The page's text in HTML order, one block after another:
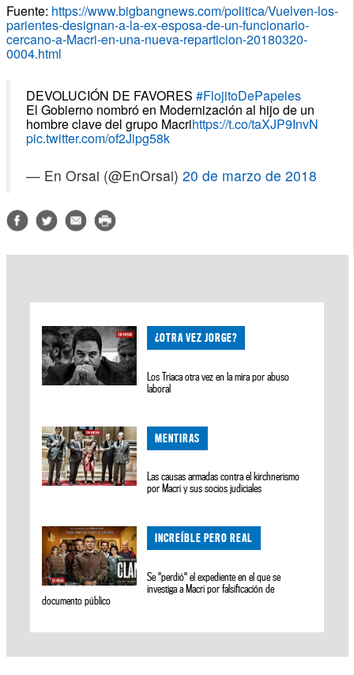
Fuente: https://www.bigbangnews.com/politica/Vuelven-los-
parientes-designan-a-la-ex-esposa-de-un-funcionario-
cercano-a-Macri-en-una-nueva-reparticion-20180320-
0004.html
DEVOLUCIÓN DE FAVORES #FlojitoDePapeles
El Gobierno nombró en Modernización al hijo de un
hombre clave del grupo Macrihttps://t.co/taXJP9InvN
pic.twitter.com/of2Jipg58k
— En Orsai (@EnOrsai) 20 de marzo de 2018
¿OTRA VEZ JORGE?
Los Triaca otra vez en la mira por abuso
laboral
MENTIRAS
Las causas armadas contra el kirchnerismo
por Macri y sus socios judiciales
INCREÍBLE PERO REAL
Se "perdió" el expediente en el que se
investiga a Macri por falsificación de
documento público